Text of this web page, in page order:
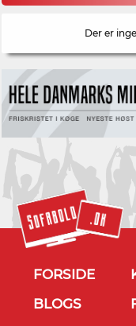
Der er
FORSIDE
BLOGS